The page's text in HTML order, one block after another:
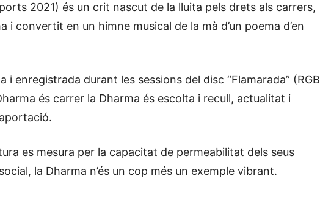
2021) és un crit nascut de la lluita pels drets als carrers,
i convertit en un himne musical de la mà d’un poema d’en
i enregistrada durant les sessions del disc “Flamarada” (RGB
és carrer la Dharma és escolta i recull, actualitat i
es mesura per la capacitat de permeabilitat dels seus
la Dharma n’és un cop més un exemple vibrant.